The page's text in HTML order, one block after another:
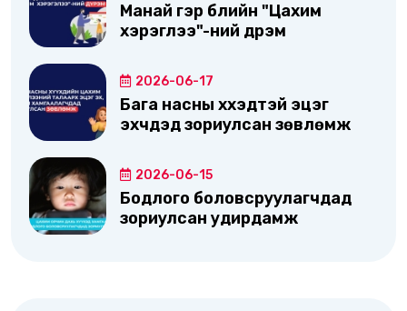
Манай гэр бүлийн "Цахим
хэрэглээ"-ний дүрэм
2026-06-17
Бага насны хүүхэдтэй эцэг
эхчүүдэд зориулсан зөвлөмж
2026-06-15
Бодлого боловсруулагчдад
зориулсан удирдамж